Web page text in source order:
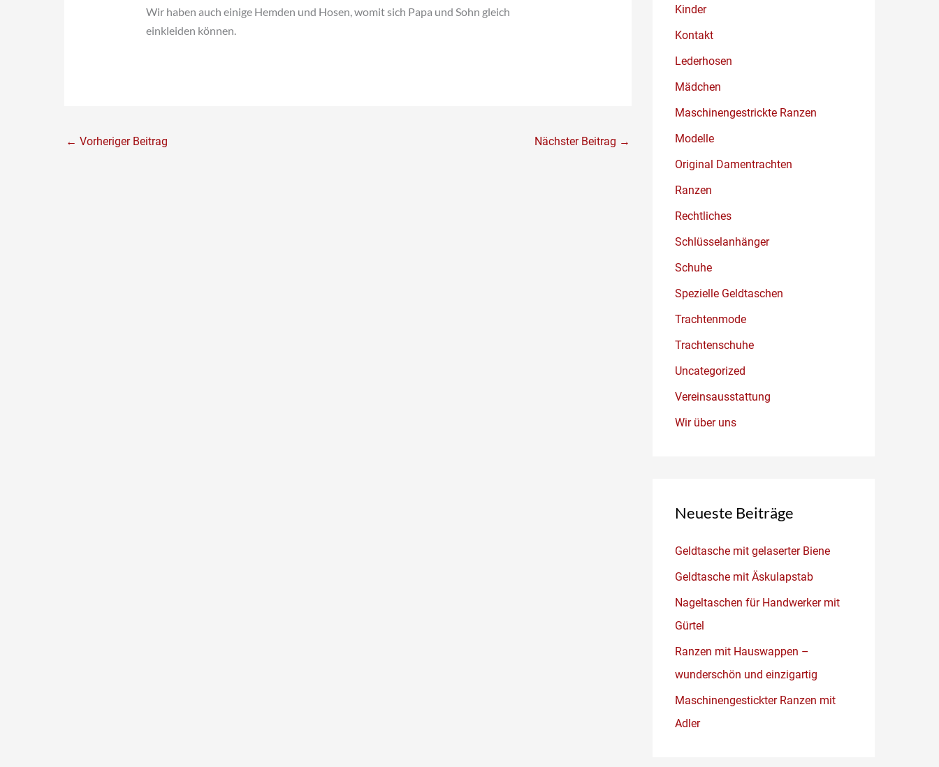
Wir haben auch einige Hemden und Hosen, womit sich Papa und Sohn gleich
einkleiden können.
← Vorheriger Beitrag Nächster Beitrag →
Kinder
Kontakt
Lederhosen
Mädchen
Maschinengestrickte Ranzen
Modelle
Original Damentrachten
Ranzen
Rechtliches
Schlüsselanhänger
Schuhe
Spezielle Geldtaschen
Trachtenmode
Trachtenschuhe
Uncategorized
Vereinsausstattung
Wir über uns
Neueste Beiträge
Geldtasche mit gelaserter Biene
Geldtasche mit Äskulapstab
Nageltaschen für Handwerker mit
Gürtel
Ranzen mit Hauswappen –
wunderschön und einzigartig
Maschinengestickter Ranzen mit
Adler